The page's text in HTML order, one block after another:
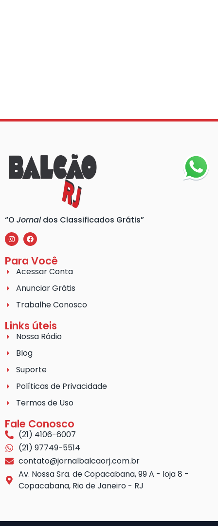
“O Jornaldos Classificados Grátis”
Para Você
Acessar Conta
Anunciar Grátis
Trabalhe Conosco
Links úteis
Nossa Rádio
Blog
Suporte
Políticas de Privacidade
Termos de Uso
Fale Conosco
(21) 4106-6007
(21) 97749-5514
contato@jornalbalcaorj.com.br
Av. Nossa Sra. de Copacabana, 99 A - loja 8 -
Copacabana, Rio de Janeiro - RJ